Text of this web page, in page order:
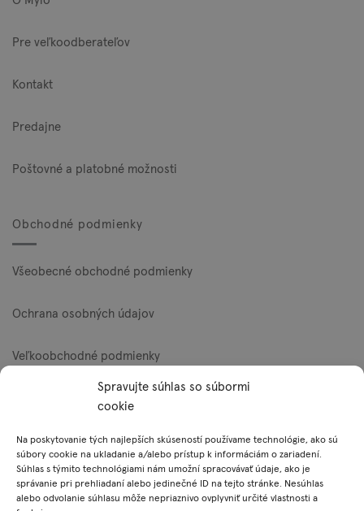
Spravujte súhlas so súbormi
cookie
Na poskytovanie tých najlepších skúseností používame technológie, ako sú
súbory cookie na ukladanie a/alebo prístup k informáciám o zariadení.
Súhlas s týmito technológiami nám umožní spracovávať údaje, ako je
správanie pri prehliadaní alebo jedinečné ID na tejto stránke. Nesúhlas
alebo odvolanie súhlasu môže nepriaznivo ovplyvniť určité vlastnosti a
Pre veľkoodberateľov
Kontakt
Predajne
Poštovné a platobné možnosti
Obchodné podmienky
Všeobecné obchodné podmienky
Ochrana osobných údajov
Veľkoobchodné podmienky
Reklamačný poriadok
Zásady používania súborov cookie (EÚ)
Platobné metódy